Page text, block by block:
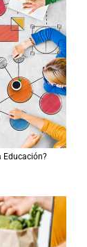
Educación?